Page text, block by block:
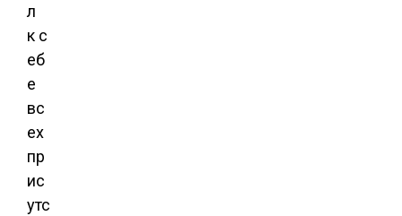
л
к с
еб
е
вс
ех
пр
ис
утс